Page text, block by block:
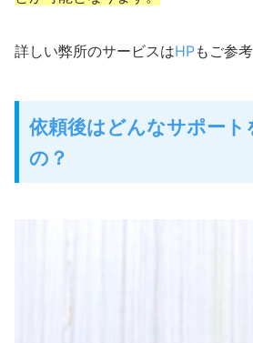
詳しい弊所のサービスはHPもご参
依頼後はどんなサポート
の？